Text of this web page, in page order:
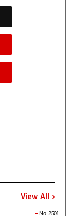
View All
No. 2501